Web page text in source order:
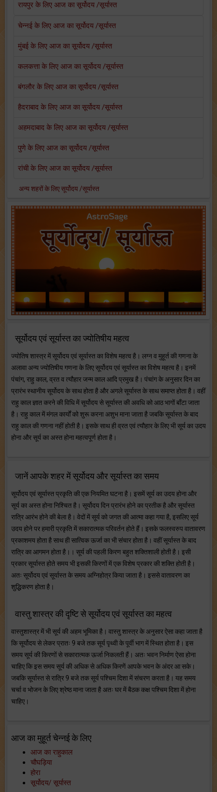
रायपुर के लिए आज का सूर्योदय /सूर्यास्त
चेन्नई के लिए आज का सूर्योदय /सूर्यास्त
मुंबई के लिए आज का सूर्योदय /सूर्यास्त
कलकत्ता के लिए आज का सूर्योदय /सूर्यास्त
बंगलौर के लिए आज का सूर्योदय /सूर्यास्त
हैदराबाद के लिए आज का सूर्योदय /सूर्यास्त
अहमदाबाद के लिए आज का सूर्योदय /सूर्यास्त
पुणे के लिए आज का सूर्योदय /सूर्यास्त
रांची के लिए आज का सूर्योदय /सूर्यास्त
अन्य शहरों के लिए सूर्योदय /सूर्यास्त
सूर्योदय एवं सूर्यास्त का ज्योतिषीय महत्व
ज्योतिष शास्त्र में सूर्योदय एवं सूर्यास्त का विशेष महत्व है। लग्न व मुहूर्त की गणना के
अलावा अन्य ज्योतिषीय गणना के लिए सूर्योदय एवं सूर्यास्त का विशेष महत्व है। इनमें
पंचांग, राहु काल, व्रत व त्यौहार जन्म काल आदि प्रमुख है। पंचांग के अनुसार दिन का
प्रारंभ स्थानीय सूर्योदय के साथ होता है और अगले सूर्यास्त के साथ समाप्त होता है। वहीं
राहु काल ज्ञात करने की विधि में सूर्योदय से सूर्यास्त की अवधि को आठ भागों बाँटा जाता
है। राहु काल में मंगल कार्यों को शुरू करना अशुभ माना जाता है जबकि सूर्यास्त के बाद
राहु काल की गणना नहीं होती है। इसके साथ ही व्रत एवं त्यौहार के लिए भी सूर्य का उदय
होना और सूर्य का अस्त होना महत्वपूर्ण होता है।
जानें आपके शहर में सूर्योदय और सूर्यास्त का समय
सूर्योदय एवं सूर्यास्त प्रकृति की एक नियमित घटना है। इसमें सूर्य का उदय होना और
सूर्य का अस्त होना निश्चित है। सूर्योदय दिन प्रारंभ होने का प्रतीक है और सूर्यास्त
रात्रि आरंभ होने की बेला है। वेदों में सूर्य को जगत की आत्मा कहा गया है, इसलिए सूर्य
उदय होने पर हमारी प्रकृति में सकारात्मक परिवर्तन होते हैं। इसके फलस्वरुप वातावरण
प्रकाशमय होता है साथ ही सात्विक ऊर्जा का भी संचार होता है। वहीं सूर्यास्त के बाद
रात्रि का आगमन होता है।। सूर्य की पहली किरण बहुत शक्तिशाली होती है। इसी
प्रकार सूर्यास्त होते समय भी इसकी किरणों में एक विशेष प्रकार की शक्ति होती है।
अतः सूर्योदय एवं सूर्यास्त के समय अग्निहोत्र किया जाता है। इससे वातावरण का
शुद्धिकरण होता है।
वास्तु शास्त्र की दृष्टि से सूर्योदय एवं सूर्यास्त का महत्व
वास्तुशास्त्र में भी सूर्य की अहम भूमिका है। वास्तु शास्त्र के अनुसार ऐसा कहा जाता है
कि सूर्योदय से लेकर प्रातः 9 बजे तक सूर्य पृथ्वी के पूर्वी भाग में स्थित होता है। इस
समय सूर्य की किरणों से सकारात्मक ऊर्जा निकलती हैं। अतः भवन निर्माण ऐसा होना
चाहिए कि इस समय सूर्य की अधिक से अधिक किरणें आपके भवन के अंदर आ सके।
जबकि सूर्यास्त से रात्रि 9 बजे तक सूर्य पश्चिम दिशा में संचरण करता है। यह समय
चर्चा व भोजन के लिए श्रेष्ठ माना जाता है अतः घर में बैठक कक्ष पश्चिम दिशा में होना
चाहिए।
आज का मुहूर्त चेन्नई के लिए
आज का राहुकाल
चौघड़िया
होरा
सूर्योदय/ सूर्यास्त